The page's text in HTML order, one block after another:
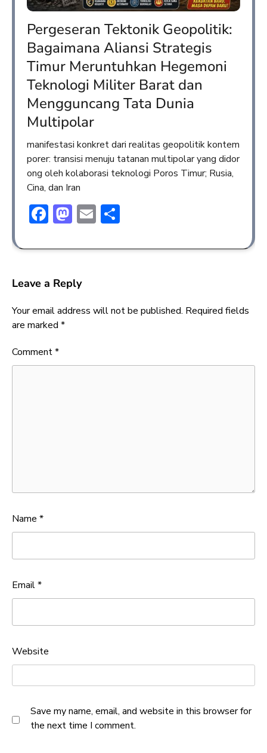
Pergeseran Tektonik Geopolitik:
Bagaimana Aliansi Strategis
Timur Meruntuhkan Hegemoni
Teknologi Militer Barat dan
Mengguncang Tata Dunia
Multipolar
manifestasi konkret dari realitas geopolitik kontem
porer: transisi menuju tatanan multipolar yang didor
ong oleh kolaborasi teknologi Poros Timur; Rusia,
Cina, dan Iran
Facebook
Mastodon
Email
Leave a Reply
Your email address will not be published. Required fields
are marked *
Comment*
Name *
Email*
Website
Save my name, email, and website in this browser for
the next time I comment.